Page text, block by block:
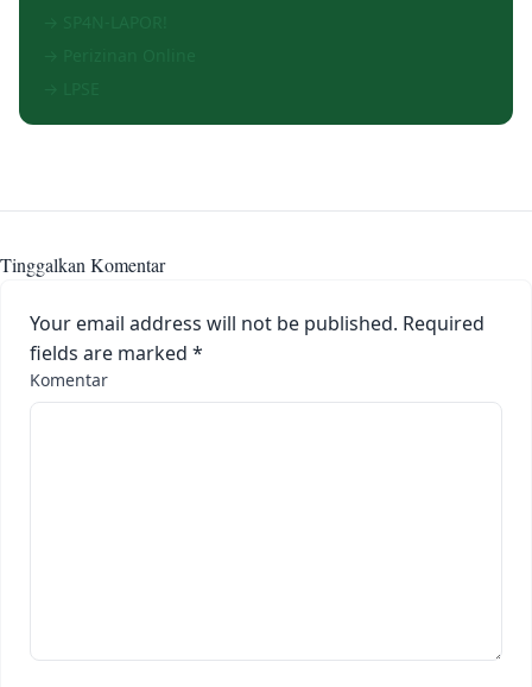
Tinggalkan Komentar
Your email address will not be published. Required
fields are marked *
Komentar